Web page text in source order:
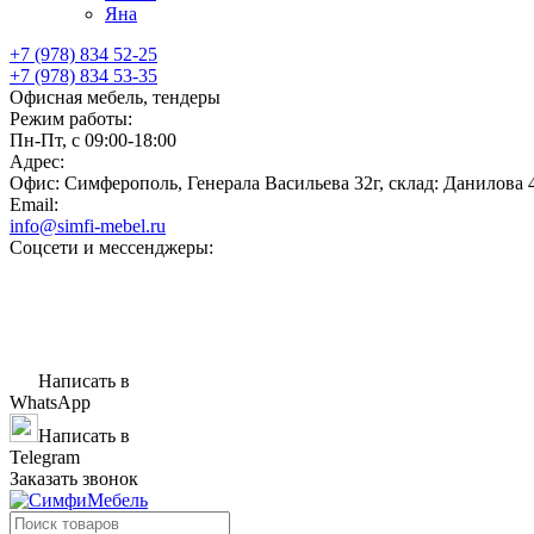
Яна
+7 (978) 834 52-25
+7 (978) 834 53-35
Офисная мебель, тендеры
Режим работы:
Пн-Пт, с 09:00-18:00
Адрес:
Офис: Симферополь, Генерала Васильева 32г, склад: Данилова
Email:
info@simfi-mebel.ru
Соцсети и мессенджеры:
Написать в
WhatsApp
Написать в
Telegram
Заказать звонок